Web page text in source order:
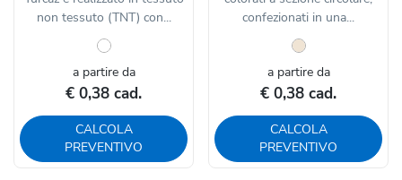
non tessuto (TNT) con...
a partire da
€ 0,38 cad.
CALCOLA
PREVENTIVO
confezionati in una...
a partire da
€ 0,38 cad.
CALCOLA
PREVENTIVO